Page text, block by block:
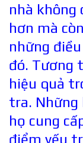
nhà
hơn mà
những
đó. Tương
hiệu quả
tra. Những
họ cung
điểm yếu